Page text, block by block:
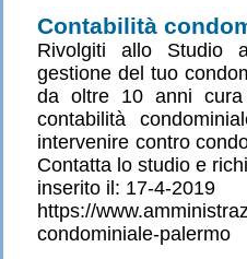
Contabilità
Rivolgiti allo Studio
gestione del tuo
da oltre 10 anni cura
contabilità
intervenire contro
Contatta lo studio e
inserito il: 17-4-2019
https://
condominiale-palermo